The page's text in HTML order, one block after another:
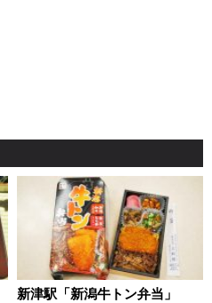
新津駅「新潟牛トン弁当」